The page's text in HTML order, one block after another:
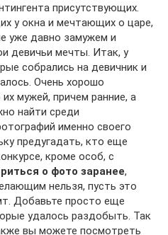
присутствующих.
у окна и мечтающих о царе,
уже давно замужем и
девичьи мечты. Итак, у
собрались на девичник и
Очень хорошо
мужей, причем ранние, а
найти среди
именно своего
предугадать, кто еще
кроме особ, с
о фото заранее,
нельзя, пусть это
Добавьте просто еще
удалось раздобыть. Так
вы можете посмотреть